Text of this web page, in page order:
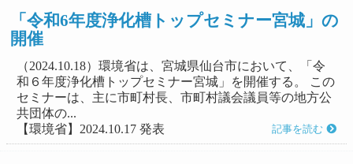
「令和6年度浄化槽トップセミナー宮城」の
開催
（2024.10.18）環境省は、宮城県仙台市において、「令
和６年度浄化槽トップセミナー宮城」を開催する。 この
セミナーは、主に市町村長、市町村議会議員等の地方公
共団体の...
【環境省】2024.10.17 発表
記事を読む